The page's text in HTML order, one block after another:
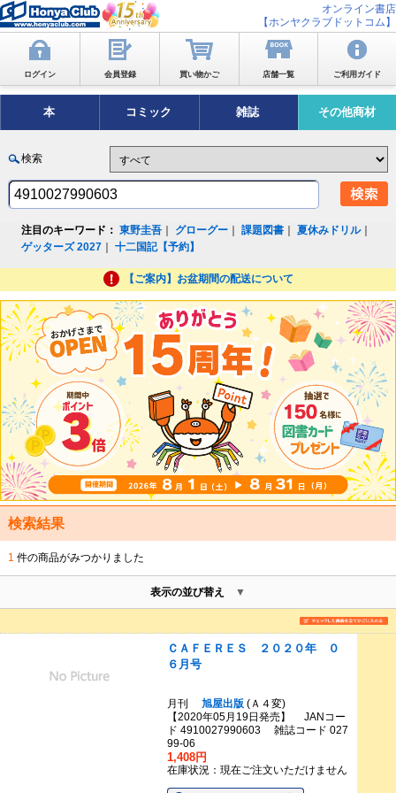
オンライン書店
【ホンヤクラブドットコム】
ログイン 会員登録 買い物かご 店舗一覧 ご利用ガイド
本 コミック 雑誌 その他商材
検索
注目のキーワード： 東野圭吾 グローグー ｜課題図書 ｜夏休みドリル｜
ゲッターズ 2027 ｜十二国記【予約】
【ご案内】お盆期間の配送について
検索結果
1 件の商品がみつかりました
表示の並び替え
ＣＡＦＥＲＥＳ ２０２０年 ０
６月号
月刊 旭屋出版 (Ａ４変)
【2020年05月19日発売】 JANコー
ド 4910027990603 雑誌コード 027
99-06
1,408円
在庫状況：現在ご注文いただけません